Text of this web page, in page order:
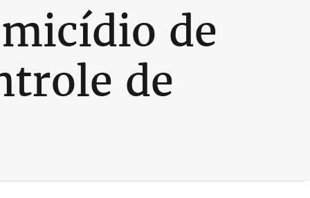
de
de